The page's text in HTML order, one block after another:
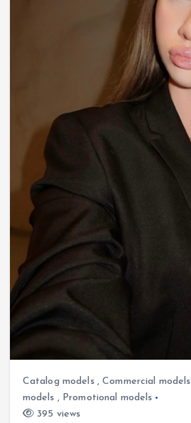
Catalog models,Commercial models
models , Promotional models
395 views